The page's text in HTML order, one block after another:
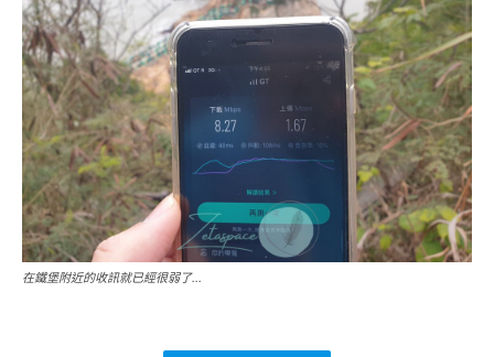
在鐵堡附近的收訊就已經很弱了…